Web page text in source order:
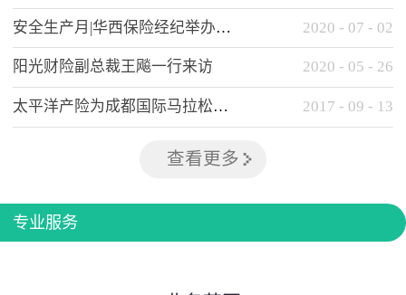
午，华西金控第一党支部举办了“学
党史、知党情、...
安全生产月|华西保险经纪举办应急消防安全知识培训 2020 - 07 - 02
阳光财险副总裁王飚一行来访 2020 - 05 - 26
太平洋产险为成都国际马拉松提供全方位保险保障 2017 - 09 - 13
查看更多
专业服务